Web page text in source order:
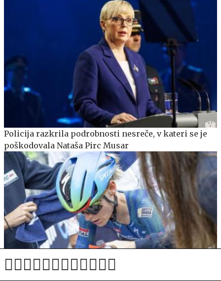
Policija razkrila podrobnosti nesreče, v kateri se je
poškodovala Nataša Pirc Musar